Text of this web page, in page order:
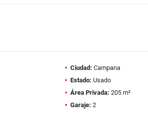
Ciudad: Campana
Estado: Usado
Área Privada: 205 m²
Garaje: 2